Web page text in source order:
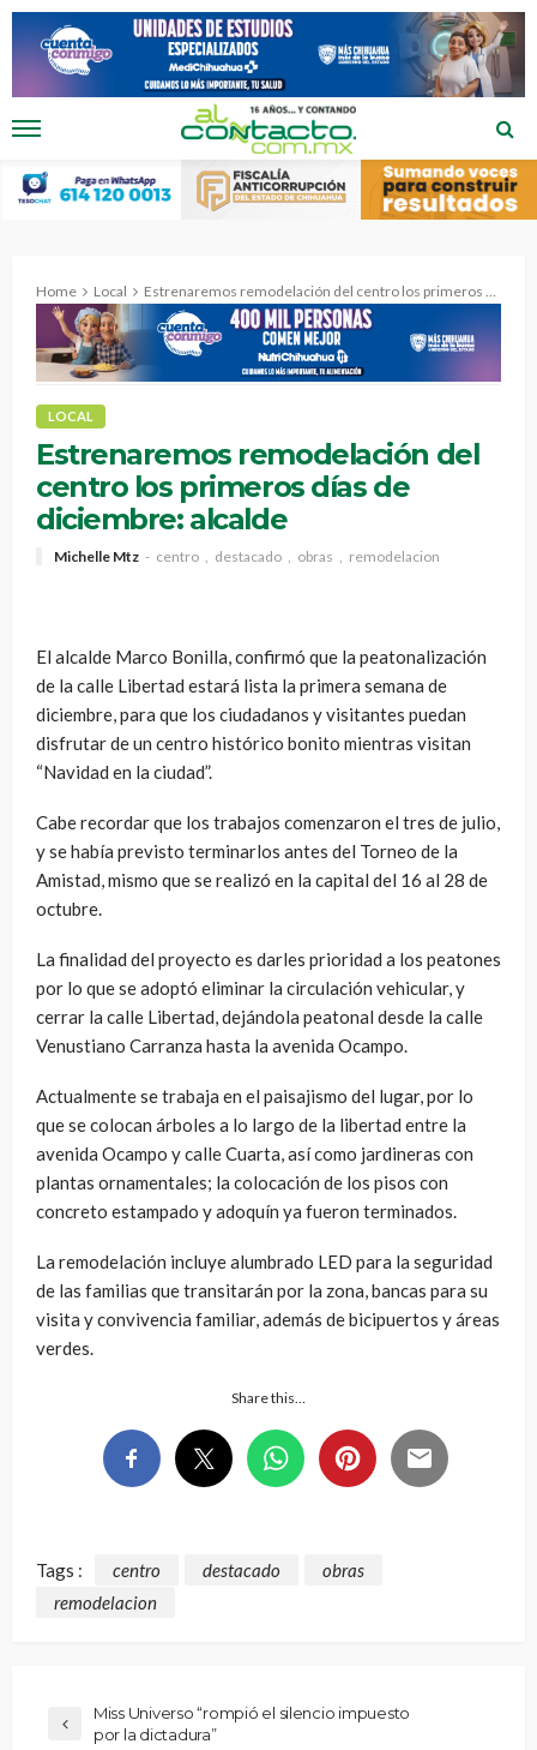
Home Local Estrenaremos remodelación del centro los primeros días de diciembre: alcalde
LOCAL
Estrenaremos remodelación del
centro los primeros días de
diciembre: alcalde
Michelle Mtz centro destacado obras remodelacion
El alcalde Marco Bonilla, confirmó que la peatonalización
de la calle Libertad estará lista la primera semana de
diciembre, para que los ciudadanos y visitantes puedan
disfrutar de un centro histórico bonito mientras visitan
“Navidad en la ciudad”.
Cabe recordar que los trabajos comenzaron el tres de julio,
y se había previsto terminarlos antes del Torneo de la
Amistad, mismo que se realizó en la capital del 16 al 28 de
octubre.
La finalidad del proyecto es darles prioridad a los peatones
por lo que se adoptó eliminar la circulación vehicular, y
cerrar la calle Libertad, dejándola peatonal desde la calle
Venustiano Carranza hasta la avenida Ocampo.
Actualmente se trabaja en el paisajismo del lugar, por lo
que se colocan árboles a lo largo de la libertad entre la
avenida Ocampo y calle Cuarta, así como jardineras con
plantas ornamentales; la colocación de los pisos con
concreto estampado y adoquín ya fueron terminados.
La remodelación incluye alumbrado LED para la seguridad
de las familias que transitarán por la zona, bancas para su
visita y convivencia familiar, además de bicipuertos y áreas
verdes.
Share this…
Tags : centro destacado
obras
remodelacion
Miss Universo “rompió el silencio impuesto
por la dictadura”